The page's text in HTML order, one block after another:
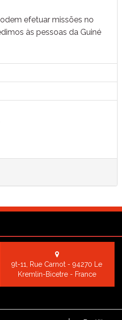
efetuar missões no
às pessoas da Guiné
9t-11, Rue Carnot - 94270 Le
Kremlin-Bicetre - France